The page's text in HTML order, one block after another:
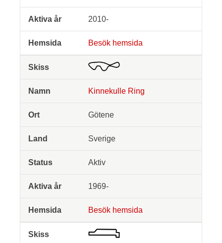
2010-
Besök hemsida
Kinnekulle Ring
Götene
Sverige
Aktiv
1969-
Besök hemsida